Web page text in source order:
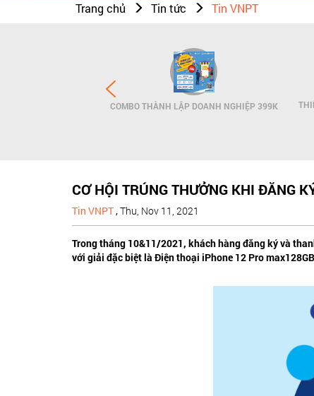
Trang chủ Tin tức Tin VNPT
COMBO THÀNH LẬP DOANH NGHIỆP 399K
CƠ HỘI TRÚNG THƯỞNG KHI ĐĂNG
Tin VNPT,Thu, Nov 11, 2021
Trong tháng 10&11/2021, khách hàng đăng ký và
với giải đặc biệt là Điện thoại iPhone 12 Pro